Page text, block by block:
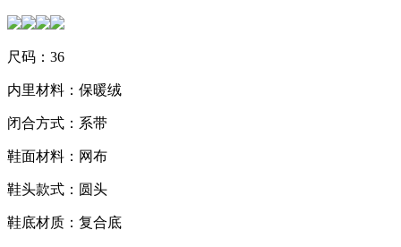
尺码：36
内里材料：保暖绒
闭合方式：系带
鞋面材料：网布
鞋头款式：圆头
鞋底材质：复合底